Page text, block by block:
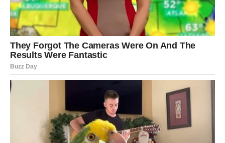
kojoj dugo razmišljaš. Možda si već izgubio/la nadu da će
se nešto promijeniti, ali upravo onda kada čovjek pomisli
da je kraj — sudbina ga iznenadi.
Na polju ljubavi dolazi veoma snažna emocija. Ako si
slobodan/na, moguće je poznanstvo sa osobom koja će te
odmah privući svojom energijom. To neće biti običan
susret. Između vas će postojati jaka povezanost od
samog početka.
Ako već imaš nekoga u svom životu, odnos ulazi u mnogo